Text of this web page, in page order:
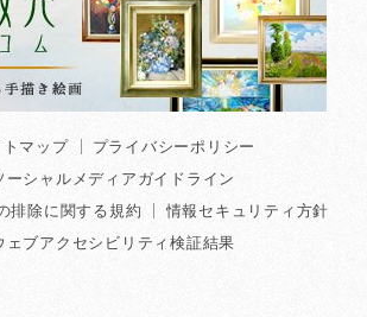
マップ
プライバシーポリシー
ーシャルメディアガイドライン
排除に関する規約
情報セキュリティ方針
ェブアクセシビリティ検証結果